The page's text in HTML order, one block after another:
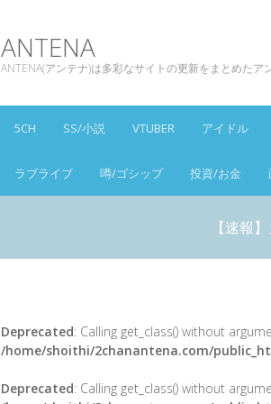
ANTENA
ANTENA(アンテナ)は多彩なサイトの更新をまとめたア
5CH SS/小説 VTUBER アイドル
ラブライブ 噂/ゴシップ 投資/お金
【速報
Deprecated: Calling get_class() without
/home/shoithi/2chanantena.com/
Deprecated: Calling get_class() without